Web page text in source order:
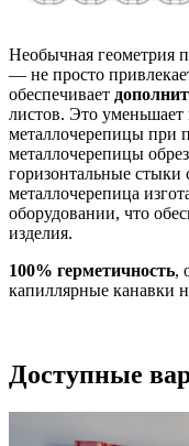
Необычная геометрия
— не просто
обеспечивает
листов. Это уменьшает
металлочерепицы при
металлочерепицы
горизонтальные стыки
металлочерепица
оборудовании, что
изделия.
100% герметичность,
капиллярные канавки
Доступные